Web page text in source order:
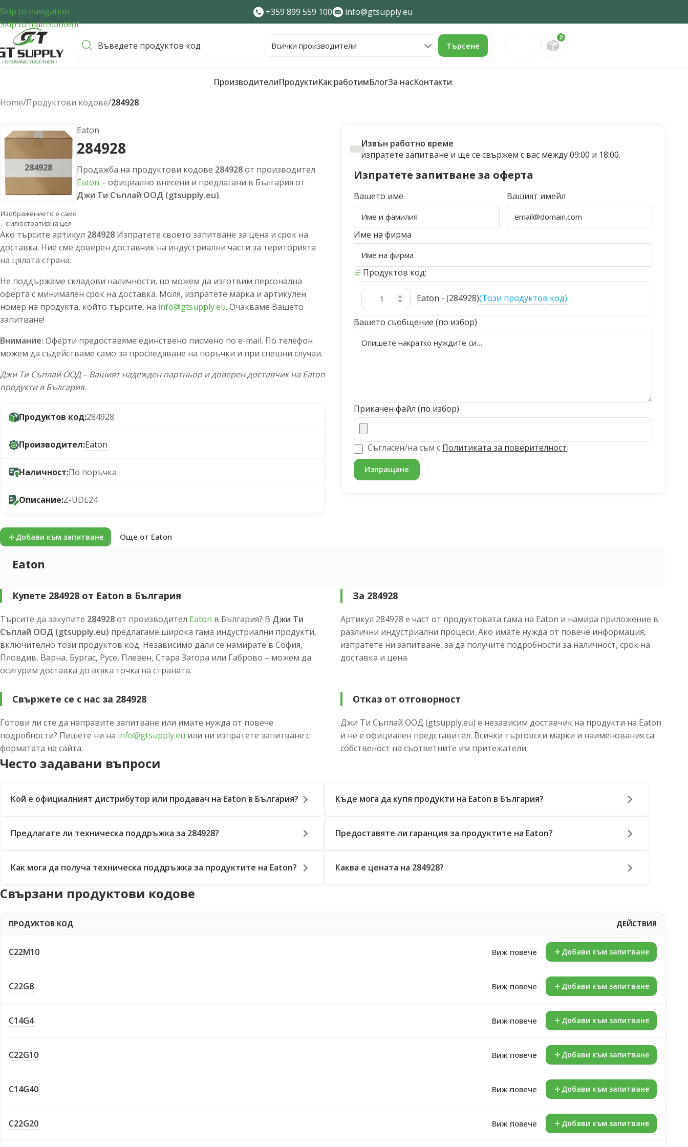
Skip to navigation
Skip to main content
+359 899 559 100 info@gtsupply.eu
Търсене
0
ПроизводителиПродуктиКак работимБлогЗа насКонтакти
Home/Продуктови кодове/284928
284928
Изображението е само
с илюстративна цел
Eaton
284928
Продажба на продуктови кодове 284928от производител
Eaton – официално внесени и предлагани в България от
Джи Ти Съплай ООД (gtsupply.eu).
Ако търсите артикул 284928 Изпратете своето запитване за цена и срок на
доставка. Ние сме доверен доставчик на индустриални части за територията
на цялата страна.
Не поддържаме складови наличности, но можем да изготвим персонална
оферта с минимален срок на доставка. Моля, изпратете марка и артикулен
номер на продукта, който търсите, на info@gtsupply.eu. Очакваме Вашето
запитване!
Внимание: Оферти предоставяме единствено писмено по e-mail. По телефон
можем да съдействаме само за проследяване на поръчки и при спешни случаи.
Джи Ти Съплай ООД – Вашият надежден партньор и доверен доставчик на Eaton
продукти в България.
Продуктов код:284928
Производител:Eaton
Наличност:По поръчка
Описание:Z-UDL24
Добави към запитване Още от Eaton
Извън работно време
изпратете запитване и ще се свържем с вас между 09:00 и 18:00.
Изпратете запитване за оферта
Вашето име Вашият имейл
Име на фирма
Продуктов код:
Eaton - (284928)(Този продуктов код)
Вашето съобщение (по избор)
Прикачен файл (по избор)
Съгласен/на съм с Политиката за поверителност.
Eaton
Купете 284928 от Eaton в България
Търсите да закупите 284928от производител Eaton в България? В Джи Ти
Съплай ООД (gtsupply.eu) предлагаме широка гама индустриални продукти,
включително този продуктов код. Независимо дали се намирате в София,
Пловдив, Варна, Бургас, Русе, Плевен, Стара Загора или Габрово – можем да
осигурим доставка до всяка точка на страната.
За 284928
Артикул 284928 е част от продуктовата гама на Eaton и намира приложение в
различни индустриални процеси. Ако имате нужда от повече информация,
изпратете ни запитване, за да получите подробности за наличност, срок на
доставка и цена.
Свържете се с нас за 284928
Готови ли сте да направите запитване или имате нужда от повече
подробности? Пишете ни на info@gtsupply.eu или ни изпратете запитване с
форматата на сайта.
Отказ от отговорност
Джи Ти Съплай ООД (gtsupply.eu) е независим доставчик на продукти на Eaton
и не е официален представител. Всички търговски марки и наименования са
собственост на съответните им притежатели.
Често задавани въпроси
Кой е официалният дистрибутор или продавач на Eaton в България? Къде мога да купя продукти на Eaton в България?
Предлагате ли техническа поддръжка за 284928? Предоставяте ли гаранция за продуктите на Eaton?
Как мога да получа техническа поддръжка за продуктите на Eaton? Каква е цената на 284928?
Свързани продуктови кодове
ПРОДУКТОВ КОД ДЕЙСТВИЯ
C22M10 Виж повече Добави към запитване
C22G8 Виж повече Добави към запитване
C14G4 Виж повече Добави към запитване
C22G10 Виж повече Добави към запитване
C14G40 Виж повече Добави към запитване
C22G20 Виж повече Добави към запитване